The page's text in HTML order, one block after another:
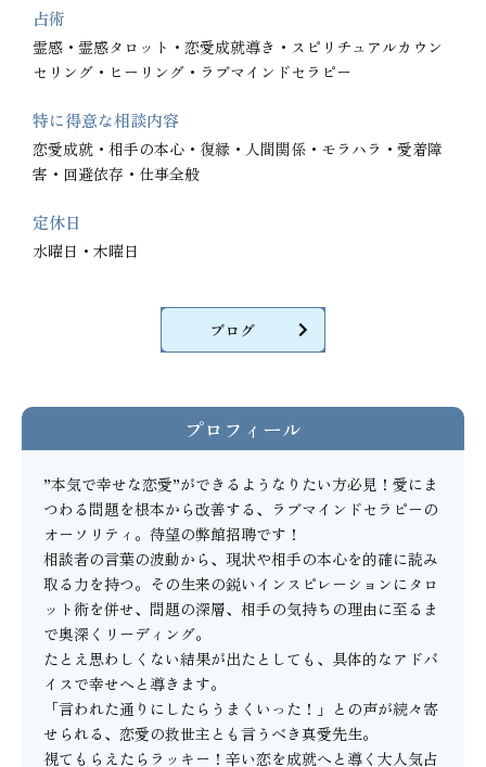
占術
霊感・霊感タロット・恋愛成就導き・スピリチュアルカウン
セリング・ヒーリング・ラブマインドセラピー
特に得意な相談内容
恋愛成就・相手の本心・復縁・人間関係・モラハラ・愛着障
害・回避依存・仕事全般
定休日
水曜日・木曜日
ブログ
プロフィール
”本気で幸せな恋愛”ができるようなりたい方必見！愛にま
つわる問題を根本から改善する、ラブマインドセラピーの
オーソリティ。待望の弊館招聘です！
相談者の言葉の波動から、現状や相手の本心を的確に読み
取る力を持つ。その生来の鋭いインスピレーションにタロ
ット術を併せ、問題の深層、相手の気持ちの理由に至るま
で奥深くリーディング。
たとえ思わしくない結果が出たとしても、具体的なアドバ
イスで幸せへと導きます。
「言われた通りにしたらうまくいった！」との声が続々寄
せられる、恋愛の救世主とも言うべき真愛先生。
視てもらえたらラッキー！辛い恋を成就へと導く大人気占